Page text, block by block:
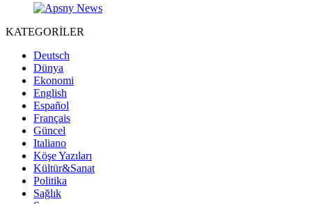
KATEGORİLER
Deutsch
Dünya
Ekonomi
English
Español
Français
Güncel
Italiano
Köşe Yazıları
Kültür&Sanat
Politika
Sağlık